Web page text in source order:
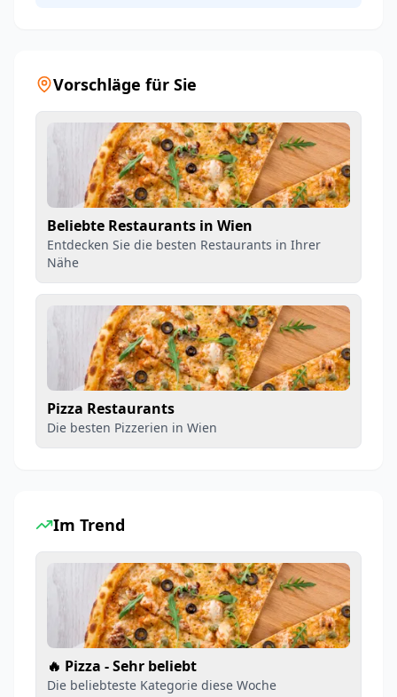
Vorschläge für Sie
Beliebte Restaurants in Wien
Entdecken Sie die besten Restaurants in Ihrer
Nähe
Pizza Restaurants
Die besten Pizzerien in Wien
Im Trend
🔥 Pizza - Sehr beliebt
Die beliebteste Kategorie diese Woche